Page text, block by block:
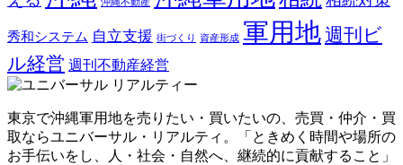
秀和システム 自立支援 街づくり 資産形成 軍用地週刊ビ
ル経営 週刊不動産経営
東京で沖縄軍用地を売りたい・買いたいの、売買・仲介・買
取ならユニバーサル・リアルティ。「ときめく時間や場所の
お手伝いをし、人・社会・自然へ、継続的に貢献すること」